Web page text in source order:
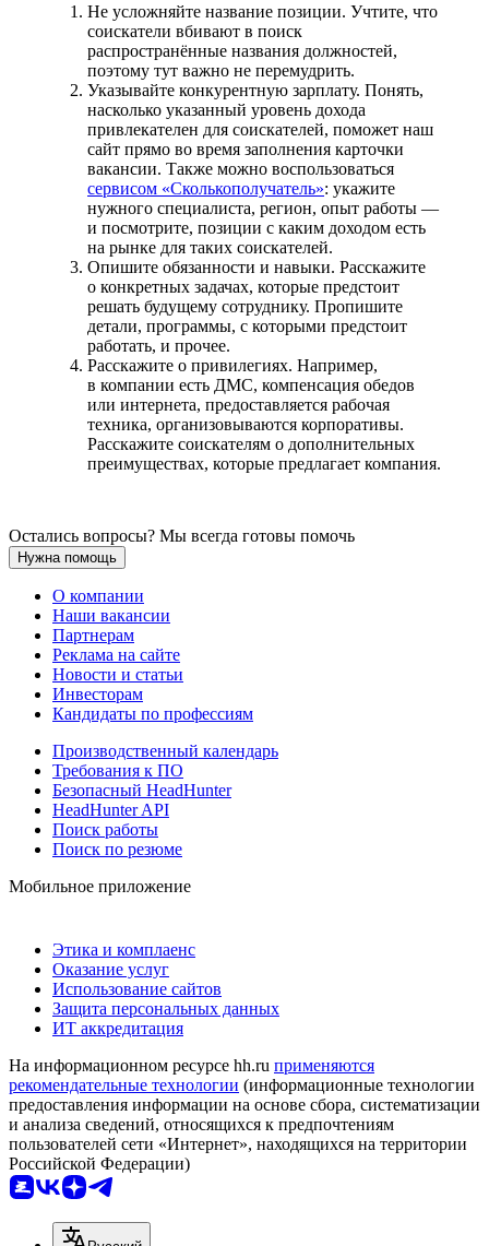
Не усложняйте название позиции. Учтите, что
соискатели вбивают в поиск
распространённые названия должностей,
поэтому тут важно не перемудрить.
Указывайте конкурентную зарплату. Понять,
насколько указанный уровень дохода
привлекателен для соискателей, поможет наш
сайт прямо во время заполнения карточки
вакансии. Также можно воспользоваться
сервисом «Сколькополучатель»: укажите
нужного специалиста, регион, опыт работы —
и посмотрите, позиции с каким доходом есть
на рынке для таких соискателей.
Опишите обязанности и навыки. Расскажите
о конкретных задачах, которые предстоит
решать будущему сотруднику. Пропишите
детали, программы, с которыми предстоит
работать, и прочее.
Расскажите о привилегиях. Например,
в компании есть ДМС, компенсация обедов
или интернета, предоставляется рабочая
техника, организовываются корпоративы.
Расскажите соискателям о дополнительных
преимуществах, которые предлагает компания.
Остались вопросы? Мы всегда готовы помочь
Нужна помощь
О компании
Наши вакансии
Партнерам
Реклама на сайте
Новости и статьи
Инвесторам
Кандидаты по профессиям
Производственный календарь
Требования к ПО
Безопасный HeadHunter
HeadHunter API
Поиск работы
Поиск по резюме
Мобильное приложение
Этика и комплаенс
Оказание услуг
Использование сайтов
Защита персональных данных
ИТ аккредитация
На информационном ресурсе hh.ru применяются
рекомендательные технологии (информационные технологии
предоставления информации на основе сбора, систематизации
и анализа сведений, относящихся к предпочтениям
пользователей сети «Интернет», находящихся на территории
Российской Федерации)